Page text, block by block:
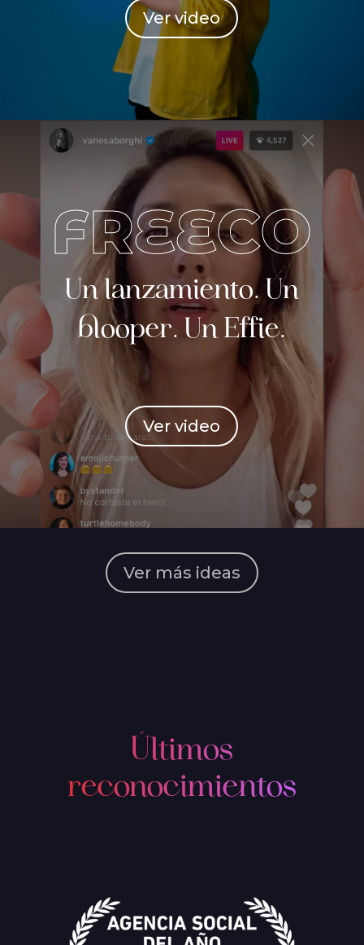
Ver video
FREECO
Un lanzamiento. Un
blooper. Un Effie.
Ver video
Ver más ideas
Últimos
reconocimientos